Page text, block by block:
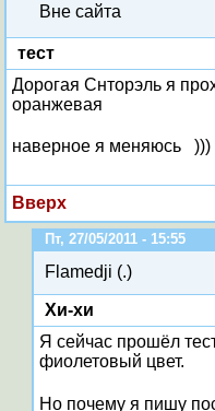
Вне сайта
тест
Дорогая Снторэль я
оранжевая
наверное я меняюсь )))
Вверх
Пт, 27/05/2011 - 15:55
Flamedji (.)
Хи-хи
Я сейчас прошёл
фиолетовый цвет.
Но почему я пишу